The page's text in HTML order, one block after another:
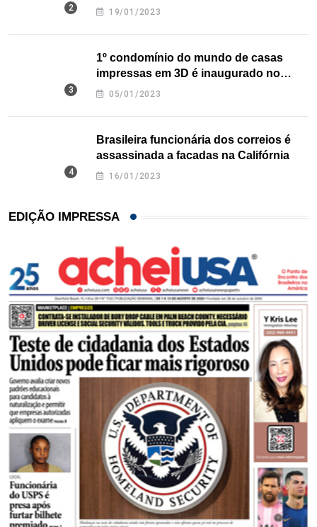
nos EUA
19/01/2023
1º condomínio do mundo de casas
impressas em 3D é inaugurado no
Texas
05/01/2023
Brasileira funcionária dos correios é
assassinada a facadas na Califórnia
16/01/2023
EDIÇÃO IMPRESSA